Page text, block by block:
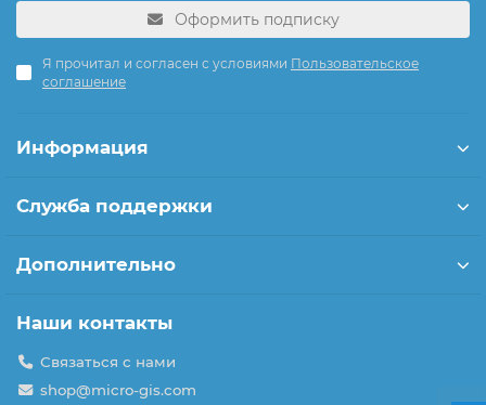
Оформить подписку
Я прочитал и согласен с условиями Пользовательское
соглашение
Информация
Служба поддержки
Дополнительно
Наши контакты
Связаться с нами
shop@micro-gis.com